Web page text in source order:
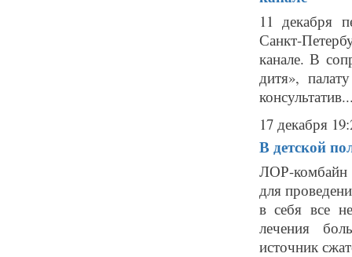
11 декабря
Санкт-
канале. В
дитя»,
17 декабря
В детской
ЛОР-комбайн
для
в себя все
лечения
источник